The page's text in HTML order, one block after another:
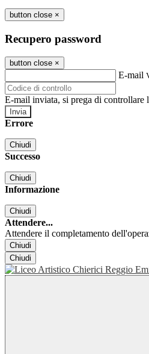
button close ×
Recupero password
button close ×
E-mail
E-mail inviata, si prega di controllare
Errore
Chiudi
Successo
Chiudi
Informazione
Chiudi
Attendere...
Attendere il completamento
Chiudi
Chiudi